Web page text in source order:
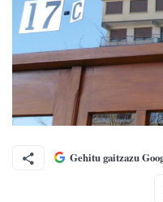
Gehitu gaitzazu